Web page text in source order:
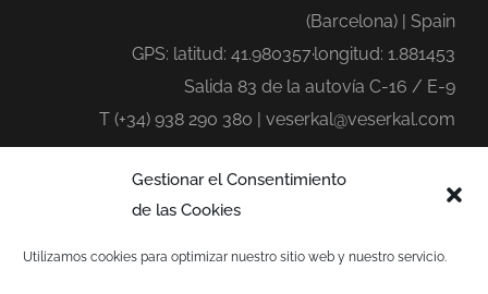
Gestionar el Consentimiento
de las Cookies
Utilizamos cookies para optimizar nuestro sitio web y nuestro servicio.
(Barcelona) | Spain
GPS: latitud: 41.980357·longitud: 1.881453
Salida 83 de la autovía C-16 / E-9
T (+34) 938 290 380 | veserkal@veserkal.com